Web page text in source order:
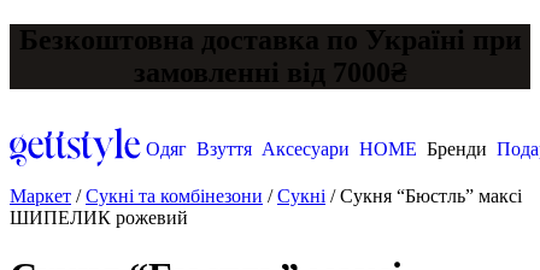
Безкоштовна доставка по Україні при
замовленні від 7000₴
Одяг Взуття Аксесуари HOME Бренди
Маркет /Сукні та комбінезони /Сукні /Сукня “Бюстль” максі
ШИПЕЛИК рожевий